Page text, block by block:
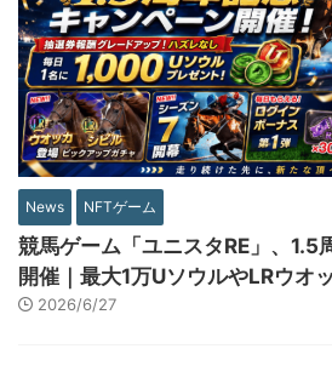
News NFTゲーム
競馬ゲーム「ユニスタRE」、1.5
開催｜最大1万UソウルやLRウオ
2026/6/27